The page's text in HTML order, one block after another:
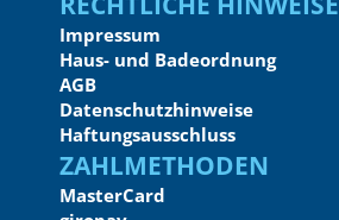
Impressum
Haus- und Badeordnung
AGB
Datenschutzhinweise
Haftungsausschluss
Zahlmethoden
MasterCard